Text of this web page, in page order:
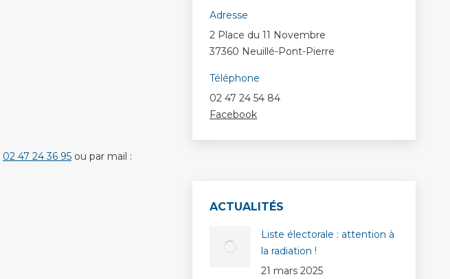
02 47 24 36 95 ou par mail :
Adresse
2 Place du 11 Novembre
37360 Neuillé-Pont-Pierre
Téléphone
02 47 24 54 84
Facebook
ACTUALITÉS
Liste électorale : attention à
la radiation !
21 mars 2025